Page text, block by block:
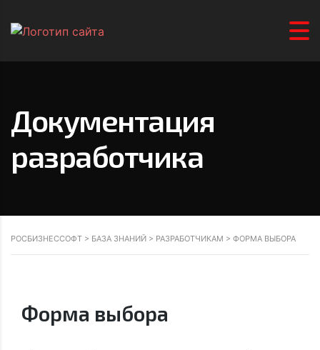
Документация
разработчика
РОСБИЗНЕССОФТ > БАЗА ЗНАНИЙ > РАЗРАБОТЧИКАМ > ФОРМА ВЫБОРА
Форма выбора